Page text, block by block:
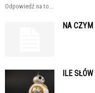
Odpowiedź na to...
NA CZYM
ILE